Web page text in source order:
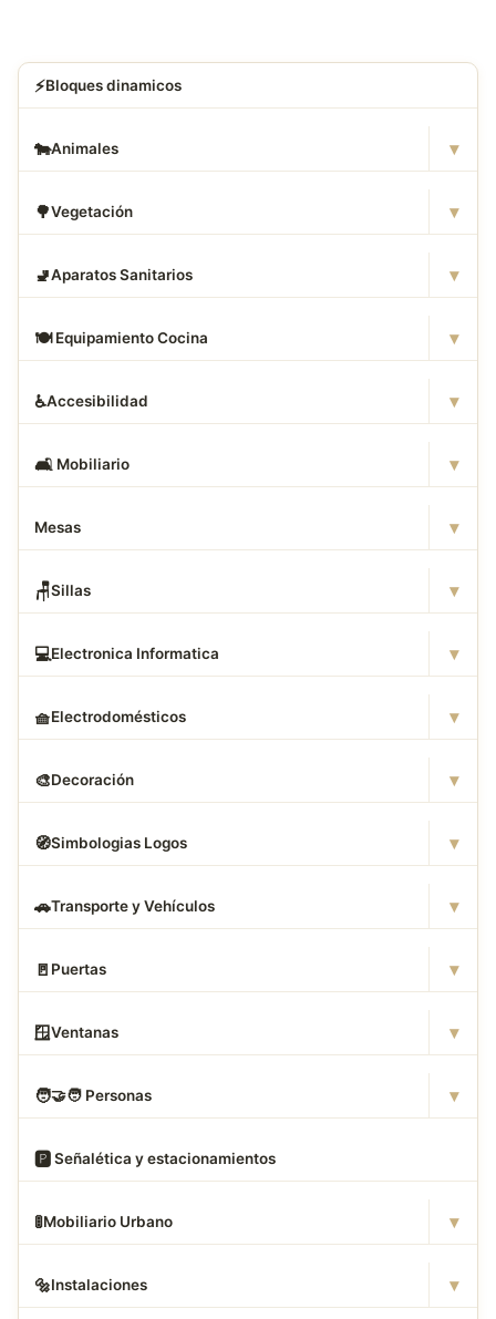
⚡Bloques dinamicos
🐄Animales ▾
🌳Vegetación ▾
🚽Aparatos Sanitarios ▾
🍽️ Equipamiento Cocina ▾
♿Accesibilidad ▾
🛋 ️ Mobiliario ▾
Mesas ▾
🪑Sillas ▾
💻Electronica Informatica ▾
🧺Electrodomésticos ▾
🎨Decoración ▾
🧭Simbologias Logos ▾
🚗Transporte y Vehículos ▾
🚪 Puertas ▾
🪟Ventanas ▾
🧑‍🤝‍🧑 Personas ▾
🅿️ Señalética y estacionamientos
🚦Mobiliario Urbano ▾
🔩Instalaciones ▾